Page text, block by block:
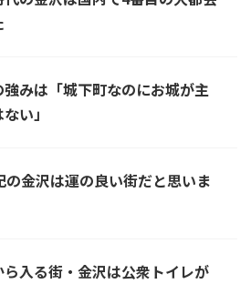
強みは「城下町なのにお城が主
い」
の金沢は運の良い街だと思いま
ら入る街・金沢は公衆トイレが